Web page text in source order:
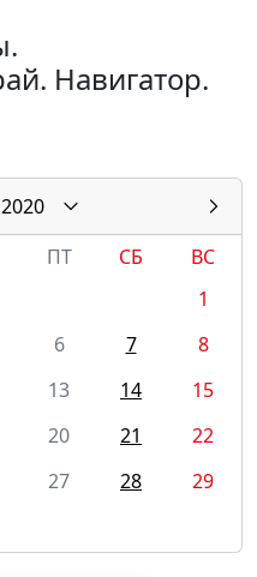
Навигатор.
2020
ПТ СБ
ВС
1
6 7
8
13 14
15
20 21
22
27 28
29